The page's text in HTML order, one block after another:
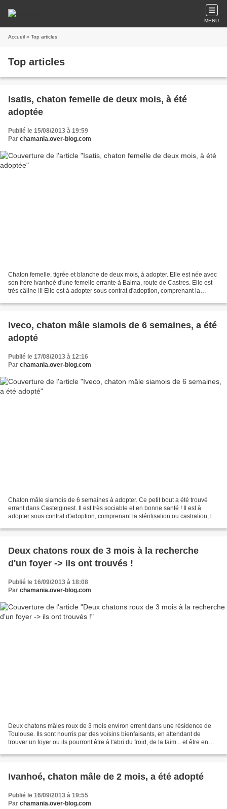
MENU
Accueil » Top articles
Top articles
Isatis, chaton femelle de deux mois, à été
adoptée
Publié le 15/08/2013 à 19:59
Par chamania.over-blog.com
Chaton femelle, tigrée et blanche de deux mois, à adopter. Elle est née avec
son frère Ivanhoé d'une femelle errante à Balma, route de Castres. Elle est
très câline !!! Elle est à adopter sous contrat d'adoption, comprenant la
Iveco, chaton mâle siamois de 6 semaines, a été
adopté
Publié le 17/08/2013 à 12:16
Par chamania.over-blog.com
Chaton mâle siamois de 6 semaines à adopter. Ce petit bout a été trouvé
errant dans Castelginest. Il est très sociable et en bonne santé ! Il est à
adopter sous contrat d'adoption, comprenant la stérilisation ou castration, le
Deux chatons roux de 3 mois à la recherche
d'un foyer -> ils ont trouvés !
Publié le 16/09/2013 à 18:08
Par chamania.over-blog.com
Deux chatons mâles roux de 3 mois environ errent dans une résidence de
Toulouse. Ils sont nourris par des voisins bienfaisants, en attendant de
trouver un foyer ou ils pourront être à l'abri du froid, de la faim... et être en
Ivanhoé, chaton mâle de 2 mois, a été adopté
Publié le 16/09/2013 à 19:55
Par chamania.over-blog.com